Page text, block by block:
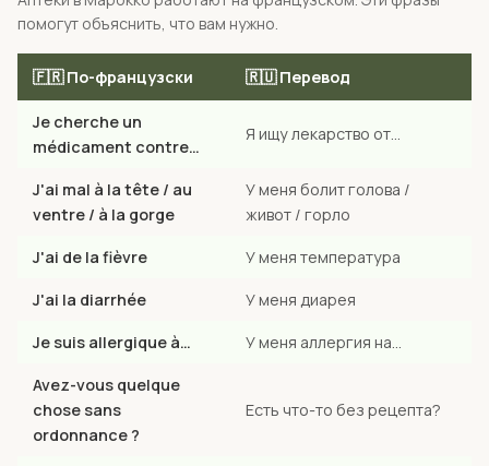
помогут объяснить, что вам нужно.
🇫🇷 По-французски 🇷🇺 Перевод
Je cherche un
médicament contre…
Я ищу лекарство от…
J'ai mal à la tête / au
ventre / à la gorge
У меня болит голова /
живот / горло
J'ai de la fièvre У меня температура
J'ai la diarrhée У меня диарея
Je suis allergique à… У меня аллергия на…
Avez-vous quelque
chose sans
ordonnance ?
Есть что-то без рецепта?